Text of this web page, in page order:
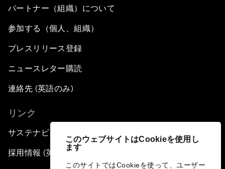
このウェブサイトはCookieを使用し
ます
このサイトではCookieを使って、ユーザー
パートナー（組織）について
参加する（個人、組織）
プレスリリース登録
ニュースレター購読
連絡先 (英語のみ)
リンク
サステナビリティへの取り組み
採用情報 (英語のみ)